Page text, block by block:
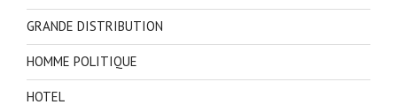
GRANDE DISTRIBUTION
HOMME POLITIQUE
HOTEL